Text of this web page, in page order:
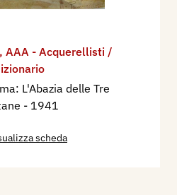
, AAA - Acquerellisti /
L'Abazia delle Tre
- 1941
scheda